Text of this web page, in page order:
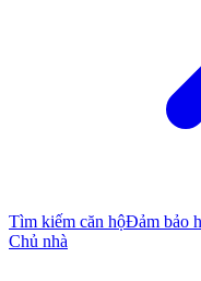
Tìm kiếm căn hộĐảm bảo
Chủ nhà